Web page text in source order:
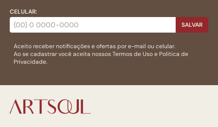
CELULAR:
SALVAR
Aceito receber notificações e ofertas por e-mail ou celular.
Ao se cadastrar você aceita nossosTermos de Usoe Politica de
Privacidade.